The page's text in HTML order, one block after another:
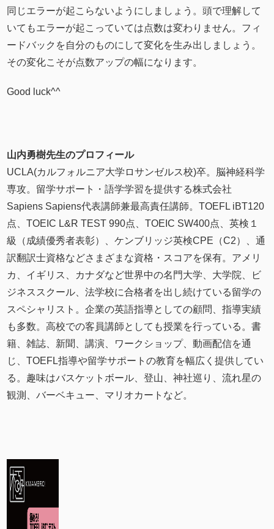
同じエラーが起こらないようにしましょう。頭で理解して
いてもエラーが起こっていては点数は変わりません。フィ
ードバックを自分のものにして変化を生み出しましょう。
その変化こそが点数アップの幅になります。
Good luck^^
山内勇樹先生のプロフィール
UCLA(カルフォルニア大学ロサンゼルス校)卒。脳神経科学
専攻。留学サポート・語学学習を提供する株式会社
Sapiens Sapiens代表講師兼最高責任講師。TOEFL iBT120
点、TOEIC L&R TEST 990点、TOEIC SW400点、英検１
級（成績優秀者表彰）、ケンブリッジ英検CPE（C2）、通
訳翻訳士資格などさまざまな資格・スコアを保有。アメリ
カ、イギリス、カナダなど世界中の名門大学、大学院、ビ
ジネススクール、法学校に合格者を出し続けている留学の
スペシャリスト。企業の英語指導としての顧問、指導実績
も多数。高校での客員講師としても授業を行っている。書
籍、雑誌、新聞、講演、ワークショップ、動画配信を通
じ、TOEFL指導や留学サポートの教育を幅広く提供してい
る。趣味はバスケットボール、登山、神社巡り、流れ星の
観測、バーベキュー、マリオカートなど。